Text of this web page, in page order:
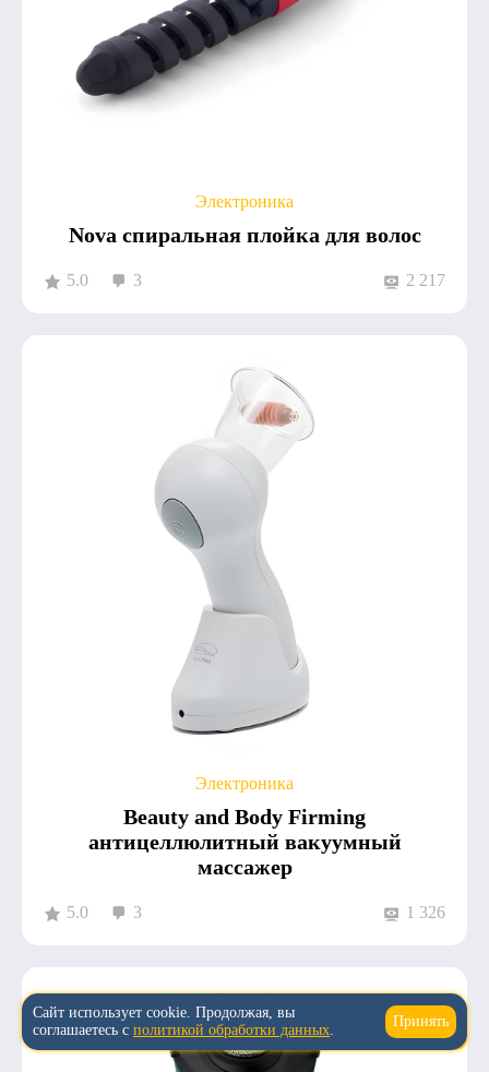
Электроника
Nova спиральная плойка для волос
5.0 3 2 217
Электроника
Beauty and Body Firming
антицеллюлитный вакуумный
массажер
5.0 3 1 326
↑
Сайт использует cookie. Продолжая, вы
соглашаетесь с политикой обработки данных.
Принять